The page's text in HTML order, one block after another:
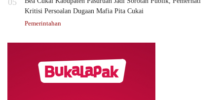
05
Kritisi Persoalan Dugaan Mafia Pita Cukai
Pemerintahan